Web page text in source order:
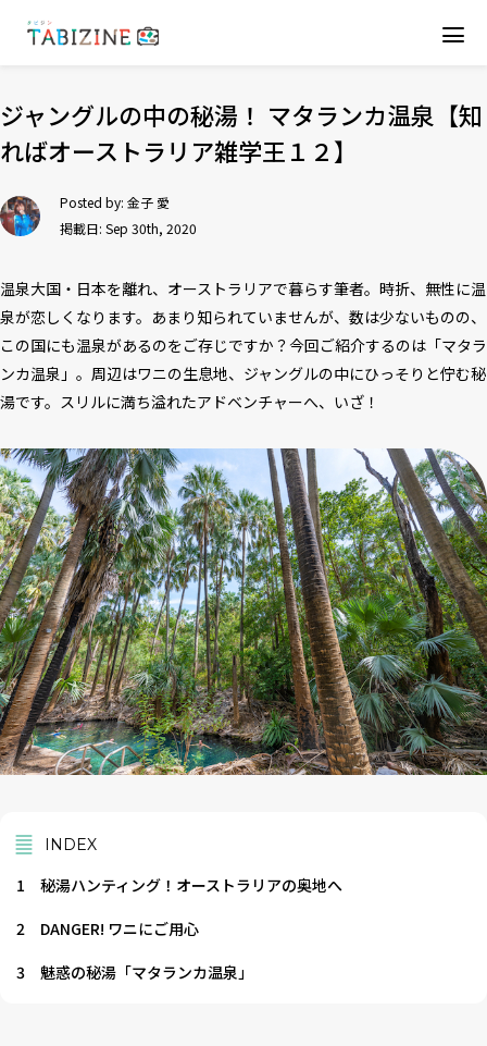
ジャングルの中の秘湯！ マタランカ温泉【知
ればオーストラリア雑学王１２】
Posted by: 金子 愛
掲載日: Sep 30th, 2020
温泉大国・日本を離れ、オーストラリアで暮らす筆者。時折、無性に温
泉が恋しくなります。あまり知られていませんが、数は少ないものの、
この国にも温泉があるのをご存じですか？今回ご紹介するのは「マタラ
ンカ温泉」。周辺はワニの生息地、ジャングルの中にひっそりと佇む秘
湯です。スリルに満ち溢れたアドベンチャーへ、いざ！
INDEX
1
秘湯ハンティング！オーストラリアの奥地へ
2
DANGER! ワニにご用心
3
魅惑の秘湯「マタランカ温泉」